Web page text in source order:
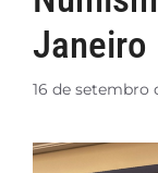
Janeiro
16 de setembro